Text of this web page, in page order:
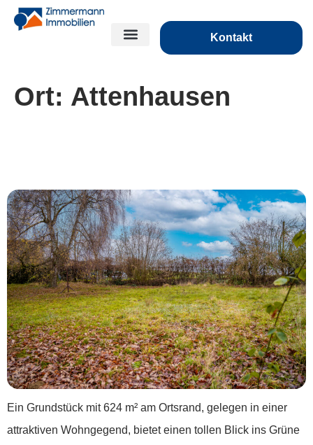
Kontakt
Ort: Attenhausen
Ein Grundstück mit 624 m² am Ortsrand, gelegen in einer
attraktiven Wohngegend, bietet einen tollen Blick ins Grüne